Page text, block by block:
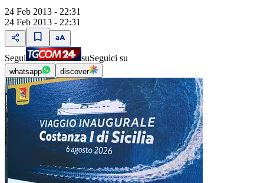
24 Feb 2013 - 22:31
24 Feb 2013 - 22:31
Segui suSeguici su
whatsapp discover